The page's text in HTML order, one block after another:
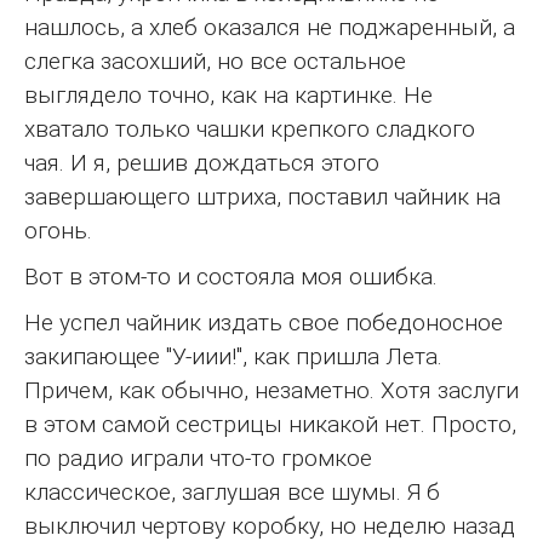
нашлось, а хлеб оказался не поджаренный, а
слегка засохший, но все остальное
выглядело точно, как на картинке. Не
хватало только чашки крепкого сладкого
чая. И я, решив дождаться этого
завершающего штриха, поставил чайник на
огонь.
Вот в этом-то и состояла моя ошибка.
Не успел чайник издать свое победоносное
закипающее "У-иии!", как пришла Лета.
Причем, как обычно, незаметно. Хотя заслуги
в этом самой сестрицы никакой нет. Просто,
по радио играли что-то громкое
классическое, заглушая все шумы. Я б
выключил чертову коробку, но неделю назад